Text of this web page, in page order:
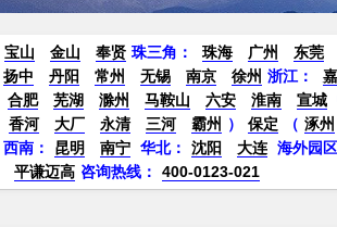
宝山 金山 奉贤 珠三角： 珠海 广州 东莞
扬中 丹阳 常州 无锡 南京 徐州 浙江：
合肥 芜湖 滁州 马鞍山 六安 淮南 宣城
香河 大厂 永清 三河 霸州 ） 保定 （ 涿州
西南： 昆明 南宁 华北： 沈阳 大连 海外园区
平谦迈高 咨询热线： 400-0123-021